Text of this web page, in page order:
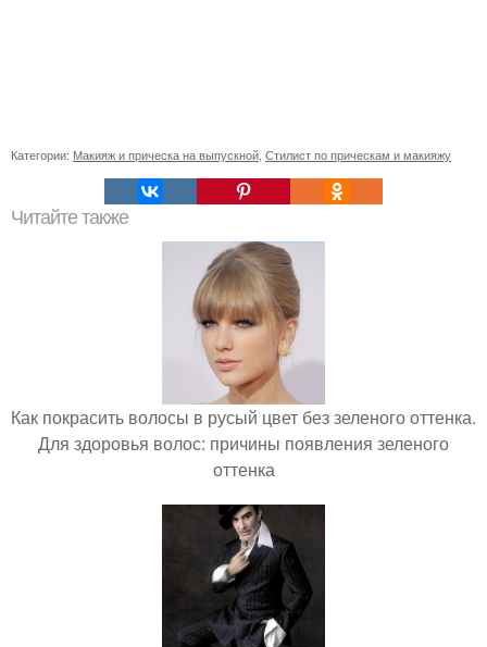
Категории: Макияж и прическа на выпускной Стилист по прическам и макияжу
Читайте также
Как покрасить волосы в русый цвет без зеленого оттенка.
Для здоровья волос: причины появления зеленого
оттенка